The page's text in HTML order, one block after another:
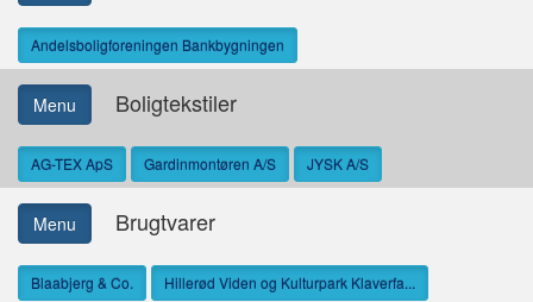
Andelsboligforeningen Bankbygningen
Menu Boligtekstiler
AG-TEX ApS Gardinmontøren A/S JYSK A/S
Menu Brugtvarer
Blaabjerg & Co. Hillerød Viden og Kulturpark Klaverfa...